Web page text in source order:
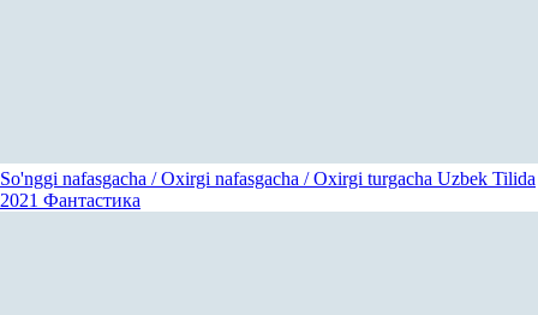
So'nggi nafasgacha / Oxirgi nafasgacha / Oxirgi turgacha Uzbek Tilida
2021 Фантастика